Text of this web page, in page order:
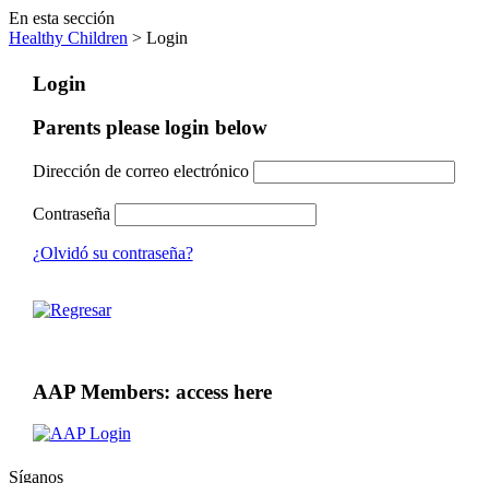
En esta sección
Healthy Children > Login
Login
Parents please login below
Dirección de correo electrónico
Contraseña
¿Olvidó su contraseña?
AAP Members: access here
Síganos